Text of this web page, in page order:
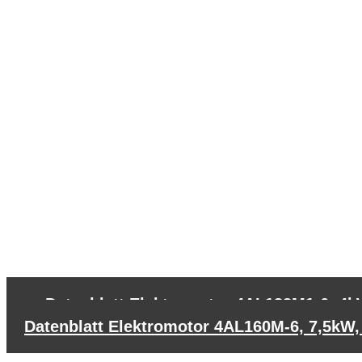
Datenblatt Elektromotor 4AL132M1-6,
Datenblatt Elektromotor 4AL160M-6, 7,5kW,